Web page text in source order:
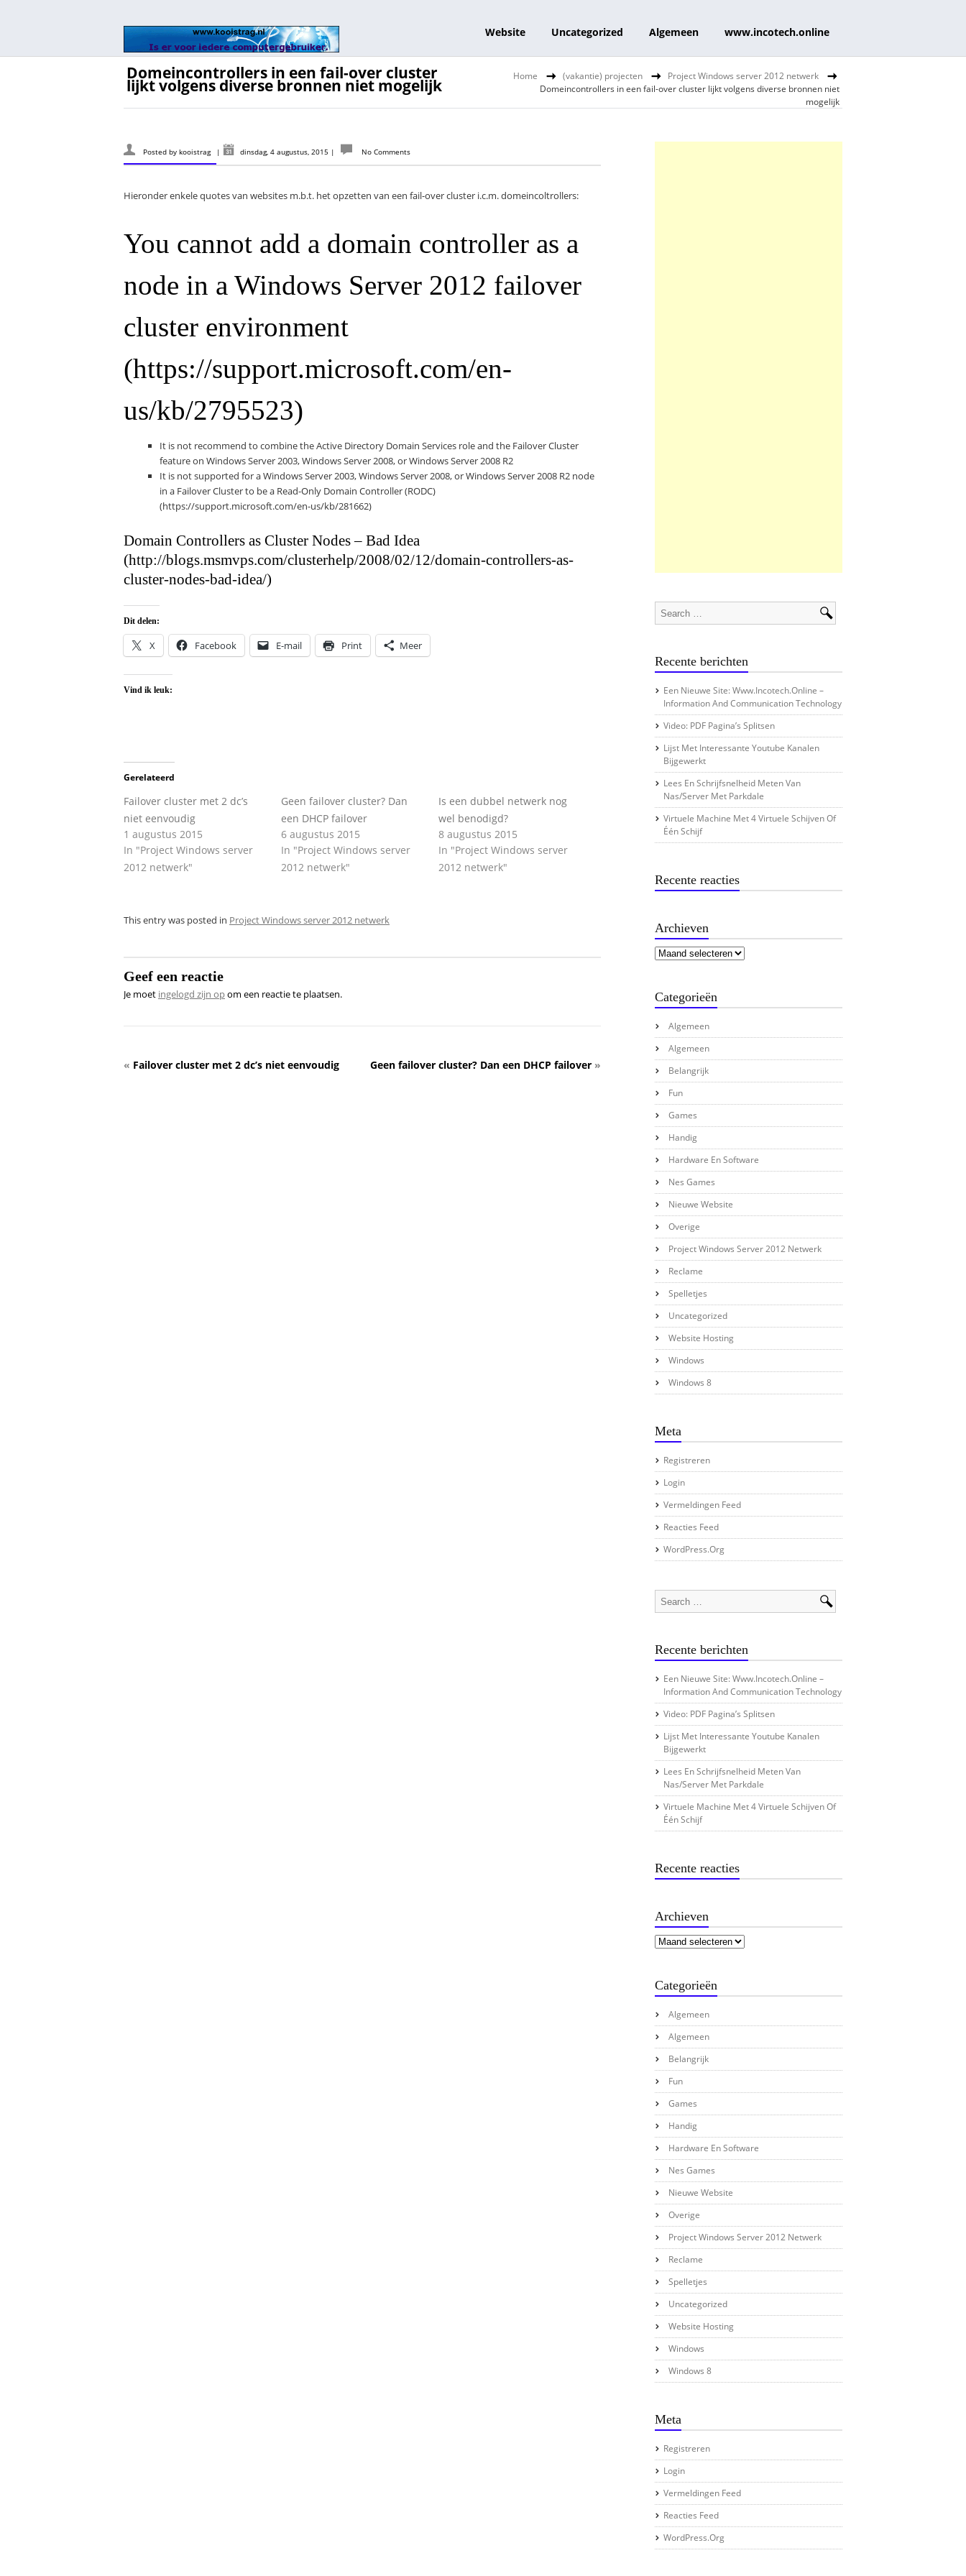
Website Uncategorized Algemeen www.incotech.online
Home (vakantie) projecten
Project Windows server 2012 netwerk
Domeincontrollers in een fail-over cluster lijkt volgens diverse bronnen niet
mogelijk
Domeincontrollers in een fail-over cluster
lijkt volgens diverse bronnen niet mogelijk
Posted by kooistrag | dinsdag, 4 augustus, 2015 | No Comments
Hieronder enkele quotes van websites m.b.t. het opzetten van een fail-over cluster i.c.m. domeincoltrollers:
You cannot add a domain controller as a
node in a Windows Server 2012 failover
cluster environment
(https://support.microsoft.com/en-
us/kb/2795523)
It is not recommend to combine the Active Directory Domain Services role and the Failover Cluster
feature on Windows Server 2003, Windows Server 2008, or Windows Server 2008 R2
It is not supported for a Windows Server 2003, Windows Server 2008, or Windows Server 2008 R2 node
in a Failover Cluster to be a Read-Only Domain Controller (RODC)
(https://support.microsoft.com/en-us/kb/281662)
Domain Controllers as Cluster Nodes – Bad Idea
(http://blogs.msmvps.com/clusterhelp/2008/02/12/domain-controllers-as-
cluster-nodes-bad-idea/)
Dit delen:
X Facebook E-mail Print Meer
Vind ik leuk:
Gerelateerd
Failover cluster met 2 dc’s
niet eenvoudig
1 augustus 2015
In "Project Windows server
2012 netwerk"
Geen failover cluster? Dan
een DHCP failover
6 augustus 2015
In "Project Windows server
2012 netwerk"
Is een dubbel netwerk nog
wel benodigd?
8 augustus 2015
In "Project Windows server
2012 netwerk"
This entry was posted in Project Windows server 2012 netwerk
Geef een reactie
Je moet ingelogd zijn opom een reactie te plaatsen.
« Failover cluster met 2 dc’s niet eenvoudig Geen failover cluster? Dan een DHCP failover »
Recente berichten
Een Nieuwe Site: Www.incotech.online –
Information And Communication Technology
Video: PDF Pagina’s Splitsen
Lijst Met Interessante Youtube Kanalen
Bijgewerkt
Lees En Schrijfsnelheid Meten Van
Nas/server Met Parkdale
Virtuele Machine Met 4 Virtuele Schijven Of
Één Schijf
Recente reacties
Archieven
Categorieën
Algemeen
Algemeen
Belangrijk
Fun
Games
Handig
Hardware En Software
Nes Games
Nieuwe Website
Overige
Project Windows Server 2012 Netwerk
Reclame
Spelletjes
Uncategorized
Website Hosting
Windows
Windows 8
Meta
Registreren
Login
Vermeldingen Feed
Reacties Feed
WordPress.org
Recente berichten
Een Nieuwe Site: Www.incotech.online –
Information And Communication Technology
Video: PDF Pagina’s Splitsen
Lijst Met Interessante Youtube Kanalen
Bijgewerkt
Lees En Schrijfsnelheid Meten Van
Nas/server Met Parkdale
Virtuele Machine Met 4 Virtuele Schijven Of
Één Schijf
Recente reacties
Archieven
Categorieën
Algemeen
Algemeen
Belangrijk
Fun
Games
Handig
Hardware En Software
Nes Games
Nieuwe Website
Overige
Project Windows Server 2012 Netwerk
Reclame
Spelletjes
Uncategorized
Website Hosting
Windows
Windows 8
Meta
Registreren
Login
Vermeldingen Feed
Reacties Feed
WordPress.org